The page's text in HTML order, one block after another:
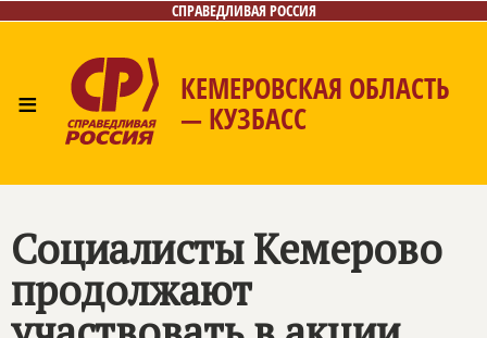
СПРАВЕДЛИВАЯ РОССИЯ
≡ КЕМЕРОВСКАЯ ОБЛАСТЬ
— КУЗБАСС
Газета
Социалисты Кемерово
продолжают